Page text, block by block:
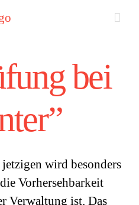
bei
wird besonders
Vorhersehbarkeit
Verwaltung ist. Das